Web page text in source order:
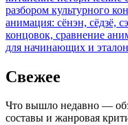
разбором культурного
анимация: сёнэн, сёдзё,
концовок, сравнение
для начинающих и
Свежее
Что вышло недавно —
составы и жанровая